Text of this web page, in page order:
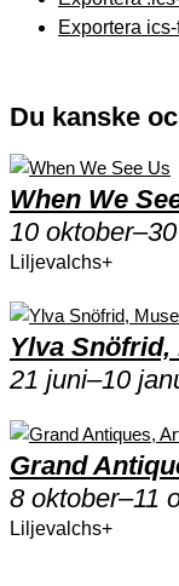
Exportera
Du kanske
When We
10 oktober–
Liljevalchs+
Ylva
21 juni–10
Grand
8 oktober–11
Liljevalchs+